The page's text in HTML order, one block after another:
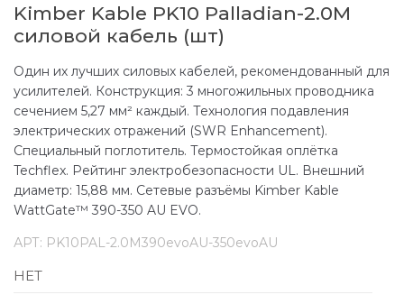
Kimber Kable PK10 Palladian-2.0M
силовой кабель (шт)
Один их лучших силовых кабелей, рекомендованный для
усилителей. Конструкция: 3 многожильных проводника
сечением 5,27 мм² каждый. Технология подавления
электрических отражений (SWR Enhancement).
Специальный поглотитель. Термостойкая оплётка
Techflex. Рейтинг электробезопасности UL. Внешний
диаметр: 15,88 мм. Сетевые разъёмы Kimber Kable
WattGate™ 390-350 AU EVO.
АРТ: PK10PAL-2.0M390evoAU-350evoAU
НЕТ